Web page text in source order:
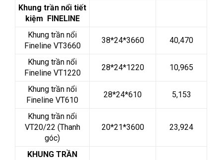
Khung trần nổi tiết
kiệm FINELINE
Khung trần nổi
Fineline VT3660
38*24*3660 40,470
Khung trần nổi
Fineline VT1220
28*24*1220 10,965
Khung trần nổi
Fineline VT610
28*24*610 5,153
Khung trần nổi
VT20/22 (Thanh
góc)
20*21*3600 23,924
KHUNG TRẦN